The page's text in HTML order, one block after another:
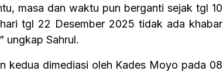
masa dan waktu pun berganti sejak tgl 10
tgl 22 Desember 2025 tidak ada khabar
ungkap Sahrul.
kedua dimediasi oleh Kades Moyo pada 08